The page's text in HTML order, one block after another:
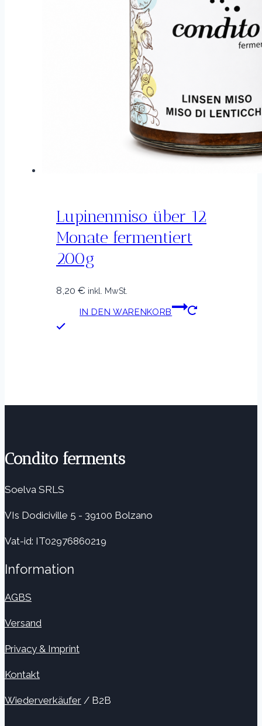
Lupinenmiso über 12
Monate fermentiert
200g
8,20 € inkl. MwSt.
IN DEN WARENKORB
Condito ferments
Soelva SRLS
VIs Dodiciville 5 - 39100 Bolzano
Vat-id: IT02976860219
Information
AGBS
Versand
Privacy & Imprint
Kontakt
Wiederverkäufer / B2B